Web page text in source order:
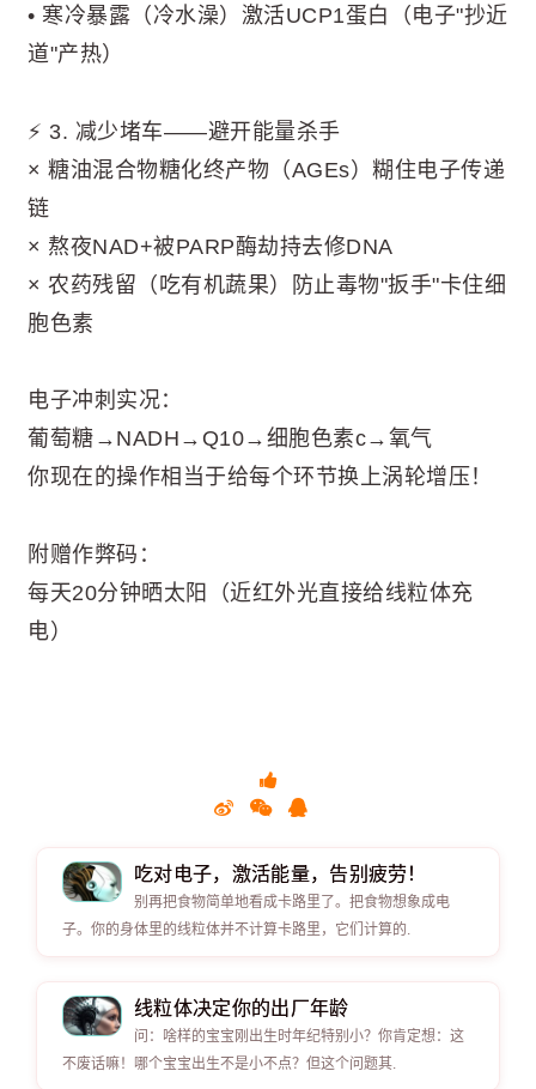
• 寒冷暴露（冷水澡）激活UCP1蛋白（电子"抄近
道"产热）
⚡ 3. 减少堵车——避开能量杀手
× 糖油混合物糖化终产物（AGEs）糊住电子传递
链
× 熬夜NAD+被PARP酶劫持去修DNA
× 农药残留（吃有机蔬果）防止毒物"扳手"卡住细
胞色素
电子冲刺实况：
葡萄糖→NADH→Q10→细胞色素c→氧气
你现在的操作相当于给每个环节换上涡轮增压！
附赠作弊码：
每天20分钟晒太阳（近红外光直接给线粒体充
电）
吃对电子，激活能量，告别疲劳！
别再把食物简单地看成卡路里了。把食物想象成电
子。你的身体里的线粒体并不计算卡路里，它们计算的.
线粒体决定你的出厂年龄
问：啥样的宝宝刚出生时年纪特别小？你肯定想：这
不废话嘛！哪个宝宝出生不是小不点？但这个问题其.